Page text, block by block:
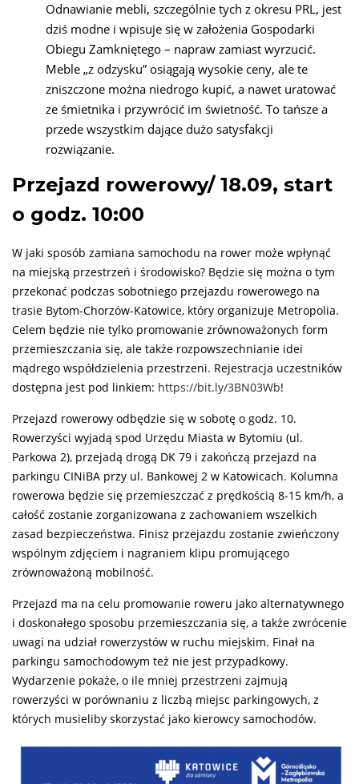
Odnawianie mebli, szczególnie tych z okresu PRL, jest
dziś modne i wpisuje się w założenia Gospodarki
Obiegu Zamkniętego – napraw zamiast wyrzucić.
Meble „z odzysku” osiągają wysokie ceny, ale te
zniszczone można niedrogo kupić, a nawet uratować
ze śmietnika i przywrócić im świetność. To tańsze a
przede wszystkim dające dużo satysfakcji
rozwiązanie.
Przejazd rowerowy/ 18.09, start
o godz. 10:00
W jaki sposób zamiana samochodu na rower może wpłynąć
na miejską przestrzeń i środowisko? Będzie się można o tym
przekonać podczas sobotniego przejazdu rowerowego na
trasie Bytom-Chorzów-Katowice, który organizuje Metropolia.
Celem będzie nie tylko promowanie zrównoważonych form
przemieszczania się, ale także rozpowszechnianie idei
mądrego współdzielenia przestrzeni. Rejestracja uczestników
dostępna jest pod linkiem: https://bit.ly/3BN03Wb!
Przejazd rowerowy odbędzie się w sobotę o godz. 10.
Rowerzyści wyjadą spod Urzędu Miasta w Bytomiu (ul.
Parkowa 2), przejadą drogą DK 79 i zakończą przejazd na
parkingu CINiBA przy ul. Bankowej 2 w Katowicach. Kolumna
rowerowa będzie się przemieszczać z prędkością 8-15 km/h, a
całość zostanie zorganizowana z zachowaniem wszelkich
zasad bezpieczeństwa. Finisz przejazdu zostanie zwieńczony
wspólnym zdjęciem i nagraniem klipu promującego
zrównoważoną mobilność.
Przejazd ma na celu promowanie roweru jako alternatywnego
i doskonałego sposobu przemieszczania się, a także zwrócenie
uwagi na udział rowerzystów w ruchu miejskim. Finał na
parkingu samochodowym też nie jest przypadkowy.
Wydarzenie pokaże, o ile mniej przestrzeni zajmują
rowerzyści w porównaniu z liczbą miejsc parkingowych, z
których musieliby skorzystać jako kierowcy samochodów.